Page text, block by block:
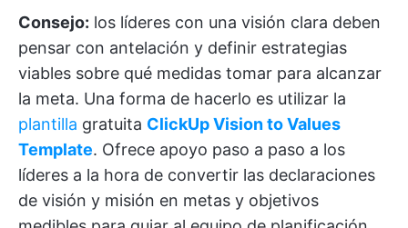
Consejo: los líderes con una visión clara deben
pensar con antelación y definir estrategias
viables sobre qué medidas tomar para alcanzar
la meta. Una forma de hacerlo es utilizar la
plantilla gratuita ClickUp Vision to Values
Template. Ofrece apoyo paso a paso a los
líderes a la hora de convertir las declaraciones
de visión y misión en metas y objetivos